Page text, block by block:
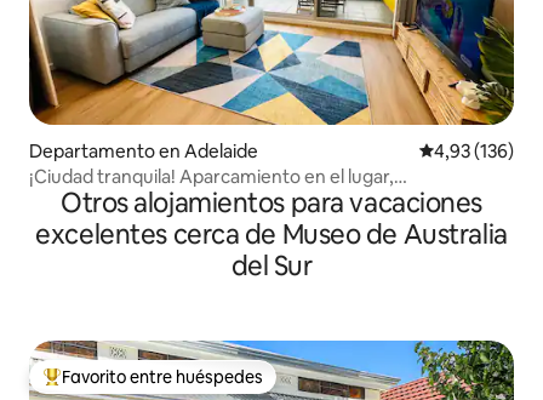
Departamento en Adelaide Calificación
4,93 (136)
¡Ciudad tranquila! Aparcamiento en el lugar,
piscina/spa/sauna
Otros alojamientos para vacaciones
excelentes cerca de Museo de Australia
del Sur
Favorito entre los huéspedes más destacados
Favorito entre huéspedes